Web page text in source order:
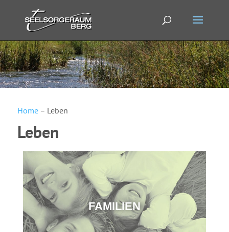
Home– Leben
Leben
FAMILIEN